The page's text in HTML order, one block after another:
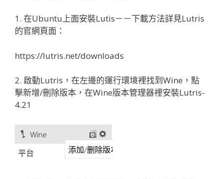
1. 在Ubuntu上面安裝Lutis－－下載方法詳見Lutris
的官網頁面：
https://lutris.net/downloads
2. 啟動Lutris，在左邊的運行環境裡找到Wine，點
擊新增/刪除版本，在Wine版本管理器裡安裝Lutris-
4.21